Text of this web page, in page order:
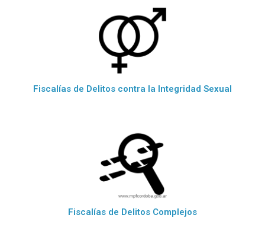
Fiscalías de Delitos contra la Integridad Sexual
Fiscalías de Delitos Complejos